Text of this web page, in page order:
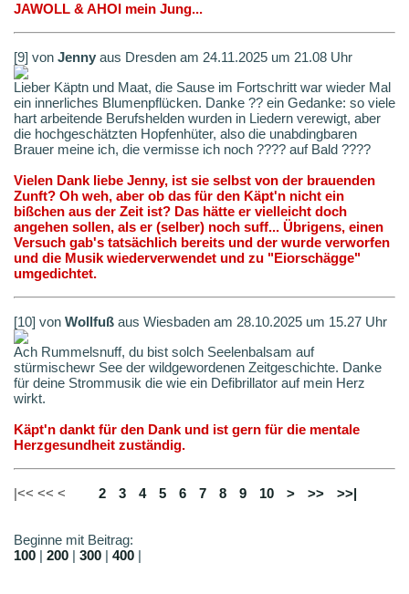
JAWOLL & AHOI mein Jung...
[9] von Jenny aus Dresden am 24.11.2025 um 21.08 Uhr
Lieber Käptn und Maat, die Sause im Fortschritt war wieder Mal
ein innerliches Blumenpflücken. Danke ?? ein Gedanke: so viele
hart arbeitende Berufshelden wurden in Liedern verewigt, aber
die hochgeschätzten Hopfenhüter, also die unabdingbaren
Brauer meine ich, die vermisse ich noch ???? auf Bald ????
Vielen Dank liebe Jenny, ist sie selbst von der brauenden
Zunft? Oh weh, aber ob das für den Käpt'n nicht ein
bißchen aus der Zeit ist? Das hätte er vielleicht doch
angehen sollen, als er (selber) noch suff... Übrigens, einen
Versuch gab's tatsächlich bereits und der wurde verworfen
und die Musik wiederverwendet und zu "Eiorschägge"
umgedichtet.
[10] von Wollfuß aus Wiesbaden am 28.10.2025 um 15.27 Uhr
Ach Rummelsnuff, du bist solch Seelenbalsam auf
stürmischewr See der wildgewordenen Zeitgeschichte. Danke
für deine Strommusik die wie ein Defibrillator auf mein Herz
wirkt.
Käpt'n dankt für den Dank und ist gern für die mentale
Herzgesundheit zuständig.
|<< << < 2 3 4 5 6 7 8 9 10 > >> >>|
Beginne mit Beitrag:
100 | 200 | 300 | 400 |